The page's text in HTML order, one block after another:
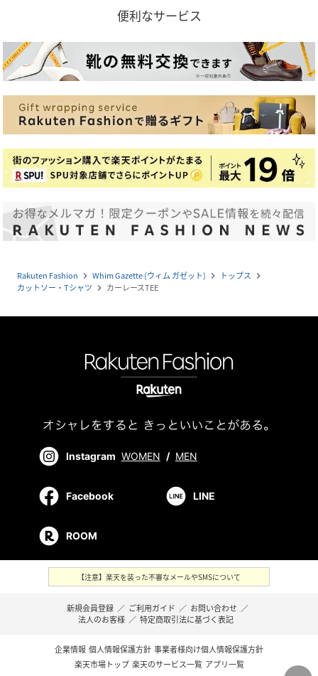
便利なサービス
Rakuten Fashion navigate_next Whim Gazette (ウィム ガゼット) navigate_next トップス navigate_next
カットソー・Tシャツ navigate_next カーレースTEE
Instagram WOMEN / MEN
Facebook LINE
ROOM
【注意】楽天を装った不審なメールやSMSについて
新規会員登録 ／ ご利用ガイド ／ お問い合わせ ／
法人のお客様 ／ 特定商取引法に基づく表記
企業情報 個人情報保護方針 事業者様向け個人情報保護方針
楽天市場トップ 楽天のサービス一覧 アプリ一覧